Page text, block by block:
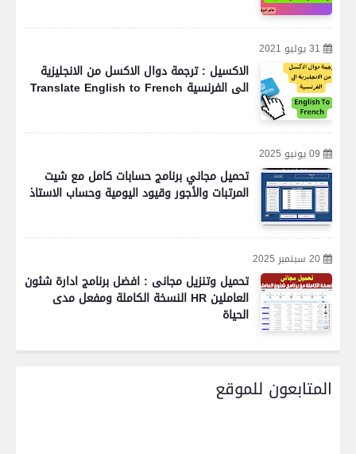
31 يوليو 2021
الاكسيل : ترجمة دوال الاكسل من الانجليزية
الى الفرنسية Translate English to French
09 يونيو 2025
تحميل مجاني برنامج حسابات كامل مع شيت
المرتبات والأجور وقيود اليومية وحساب الاستاذ
20 سبتمبر 2025
تحميل وتنزيل مجانى : افضل برنامج ادارة شئون
العاملين HR النسخة الكاملة ومفعل مدى
الحياة
المتابعون للموقع